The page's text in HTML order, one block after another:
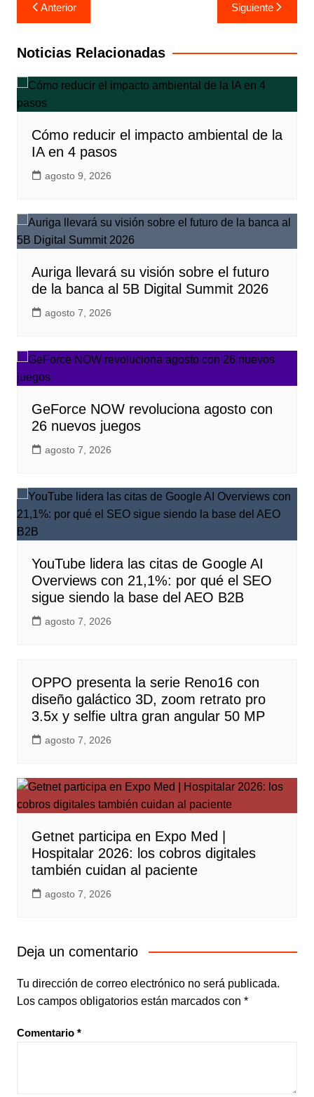
de
entradas
Anterior Siguiente
Noticias Relacionadas
Cómo reducir el impacto ambiental de la
IA en 4 pasos
agosto 9, 2026
Auriga llevará su visión sobre el futuro
de la banca al 5B Digital Summit 2026
agosto 7, 2026
GeForce NOW revoluciona agosto con
26 nuevos juegos
agosto 7, 2026
YouTube lidera las citas de Google AI
Overviews con 21,1%: por qué el SEO
sigue siendo la base del AEO B2B
agosto 7, 2026
OPPO presenta la serie Reno16 con
diseño galáctico 3D, zoom retrato pro
3.5x y selfie ultra gran angular 50 MP
agosto 7, 2026
Getnet participa en Expo Med |
Hospitalar 2026: los cobros digitales
también cuidan al paciente
agosto 7, 2026
Deja un comentario
Tu dirección de correo electrónico no será publicada.
Los campos obligatorios están marcados con *
Comentario *